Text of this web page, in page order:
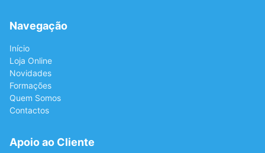
Navegação
Início
Loja Online
Novidades
Formações
Quem Somos
Contactos
Apoio ao Cliente